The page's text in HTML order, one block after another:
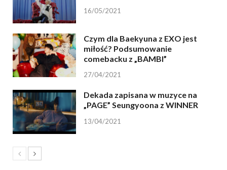
16/05/2021
Czym dla Baekyuna z EXO jest
miłość? Podsumowanie
comebacku z „BAMBI”
27/04/2021
Dekada zapisana w muzyce na
„PAGE” Seungyoona z WINNER
13/04/2021